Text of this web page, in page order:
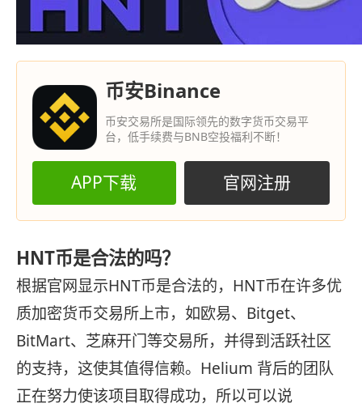
币安Binance
币安交易所是国际领先的数字货币交易平
台，低手续费与BNB空投福利不断！
APP下载 官网注册
HNT币是合法的吗？
根据官网显示HNT币是合法的，HNT币在许多优
质加密货币交易所上市，如欧易、Bitget、
BitMart、芝麻开门等交易所，并得到活跃社区
的支持，这使其值得信赖。Helium 背后的团队
正在努力使该项目取得成功，所以可以说